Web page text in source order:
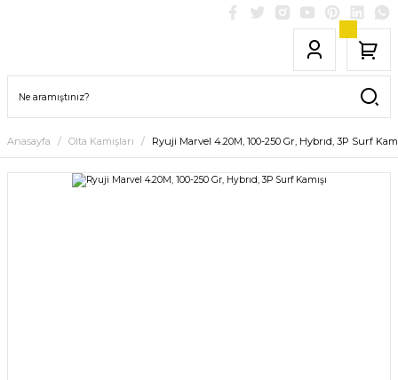
Anasayfa Olta Kamışları Ryuji Marvel 4.20M, 100-250 Gr, Hybrıd, 3P Surf